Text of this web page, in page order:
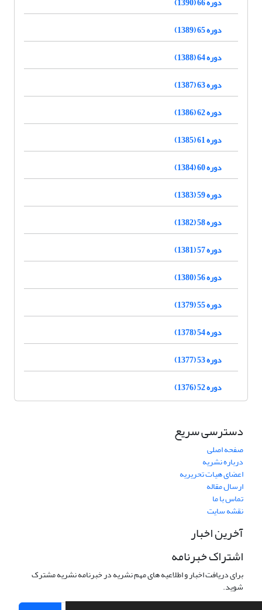
دوره 65 (1389)
دوره 64 (1388)
دوره 63 (1387)
دوره 62 (1386)
دوره 61 (1385)
دوره 60 (1384)
دوره 59 (1383)
دوره 58 (1382)
دوره 57 (1381)
دوره 56 (1380)
دوره 55 (1379)
دوره 54 (1378)
دوره 53 (1377)
دوره 52 (1376)
دسترسی سریع
صفحه اصلی
درباره نشریه
اعضای هیات تحریریه
ارسال مقاله
تماس با ما
نقشه سایت
آخرین اخبار
اشتراک خبرنامه
برای دریافت اخبار و اطلاعیه های مهم نشریه در خبرنامه نشریه مشترک
شوید.